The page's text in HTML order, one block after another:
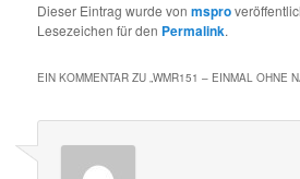
Dieser Eintrag wurde vonmspro
Lesezeichen für den Permalink.
EIN KOMMENTAR ZU „WMR151 – EINMAL OHNE